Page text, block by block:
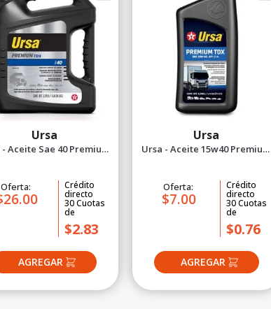
Ursa
- Aceite Sae 40 Premium
Oferta: Crédito
directo
30Cuotas
de
$2.83
Ursa
Ursa - Aceite 15w40 Premium
Oferta:
$7.00
Crédito
directo
30Cuotas
de
$0.76